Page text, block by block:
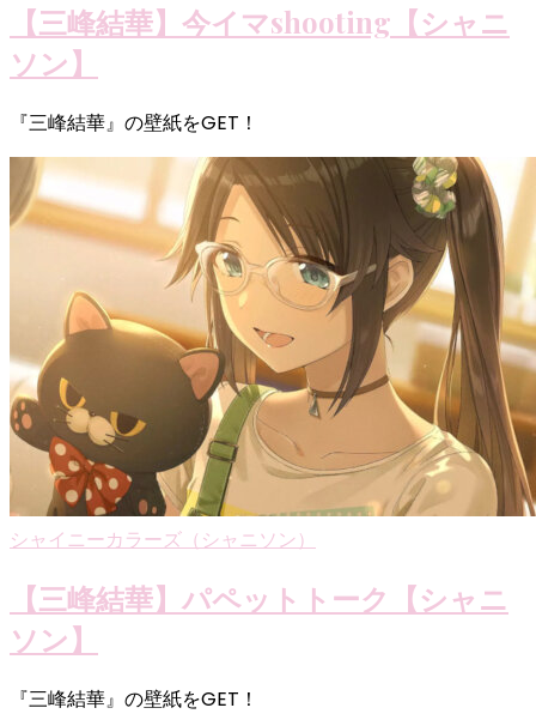
【三峰結華】今イマshooting【シャニ
ソン】
『三峰結華』の壁紙をGET！
シャイニーカラーズ（シャニソン）
【三峰結華】パペットトーク【シャニ
ソン】
『三峰結華』の壁紙をGET！